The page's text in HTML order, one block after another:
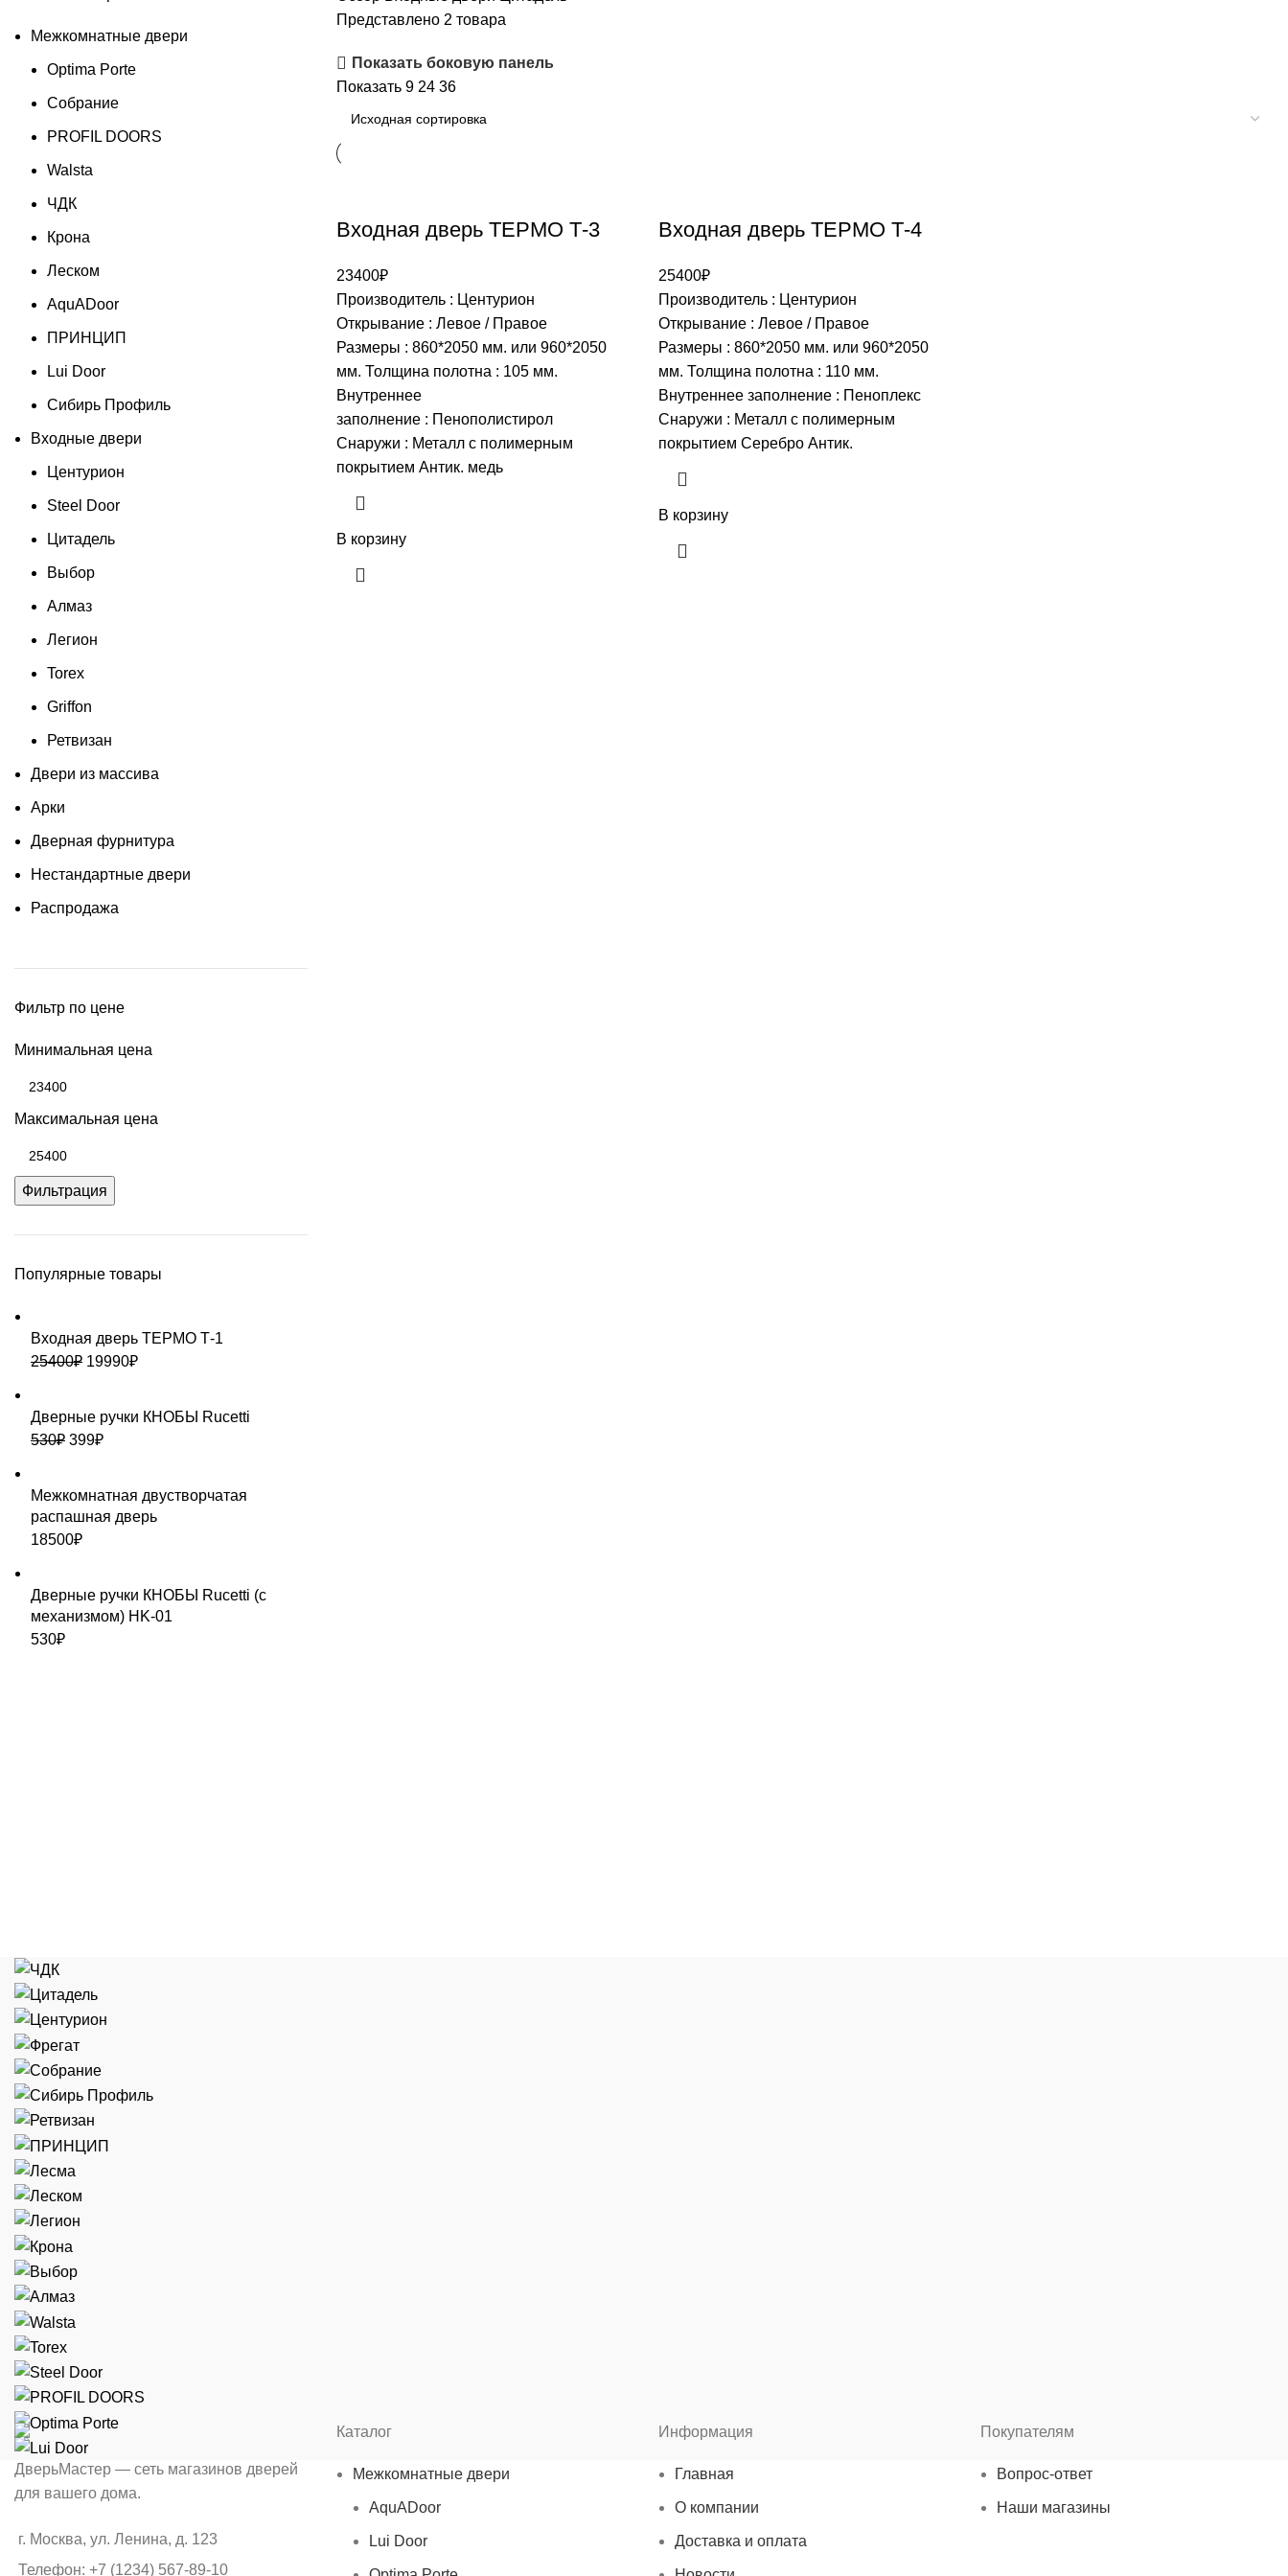
Межкомнатные двери
Optima Porte
Собрание
PROFIL DOORS
Walsta
ЧДК
Крона
Леском
AquADoor
ПРИНЦИП
Lui Door
Сибирь Профиль
Входные двери
Центурион
Steel Door
Цитадель
Выбор
Алмаз
Легион
Torex
Griffon
Ретвизан
Двери из массива
Арки
Дверная фурнитура
Нестандартные двери
Распродажа
Фильтр по цене
Минимальная цена
Максимальная цена
Фильтрация
Популярные товары
Входная дверь ТЕРМО Т-1
25400₽ 19990₽
Дверные ручки КНОБЫ Rucetti
530₽ 399₽
Межкомнатная двустворчатая
распашная дверь
18500₽
Дверные ручки КНОБЫ Rucetti (с
механизмом) HK-01
530₽
Представлено 2 товара
Показать боковую панель
Показать 9 24 36
Входная дверь ТЕРМО Т-3
23400₽
Производитель : Центурион
Открывание : Левое / Правое
Размеры : 860*2050 мм. или 960*2050
мм. Толщина полотна : 105 мм.
Внутреннее
заполнение : Пенополистирол
Снаружи : Металл с полимерным
покрытием Антик. медь
В корзину
Входная дверь ТЕРМО Т-4
25400₽
Производитель : Центурион
Открывание : Левое / Правое
Размеры : 860*2050 мм. или 960*2050
мм. Толщина полотна : 110 мм.
Внутреннее заполнение : Пеноплекс
Снаружи : Металл с полимерным
покрытием Серебро Антик.
В корзину
ДверьМастер — сеть магазинов дверей
для вашего дома.
г. Москва, ул. Ленина, д. 123
Телефон: +7 (1234) 567-89-10
Каталог
Межкомнатные двери
AquADoor
Lui Door
Информация
Главная
О компании
Доставка и оплата
Покупателям
Вопрос-ответ
Наши магазины